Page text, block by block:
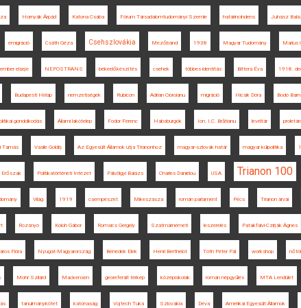
Hornyák Árpád Katona Csaba Fórum Társadalomtudományi Szemle határincindens Juhász
emigráció Csáth Géza Csehszlovákia Mezőbánd 1938 Magyar Tudomány Marius
elseje NEPOSTRANS békeelőkészítés csehek többes identitás Bittera Éva 1918.
Budapesti Hírlap nemzetiségek Rubicon Adrian Cioroianu migráció Hicsik Dóra Bodó
gondolkodás Állami lakótelep Fodor Ferenc Habsburgok Ion. I.C. Brătianu levéltár
Tamás Vasile Goldiș Az Egyesült Államok útja Trianonhoz magyar-szlovák határ magyar külpolitika
Erőszak Politikatörténeti Intézet Pálvölgyi Balázs Charles Daniélou USA Trianon 100
Világ 1919 csempészet Mikeszásza román parlament Pécs Trianon árvái
Rozsnyó Koloh Gábor Romsics Gergely Szatmárnémeti leszerelés Patakfalvi-Czirják Ágnes
Flóra Nyugat-Magyarország Benedek Elek Henri Berthelot Tóth Péter Pál workshop
Mohr Szilárd Mackensen georeferált térkép középiskolák román népgyűlés MTA Lendület
tanulmánykötet katonaság Vojtech Tuka Szlovákia Déva Amerikai Egyesült Államok